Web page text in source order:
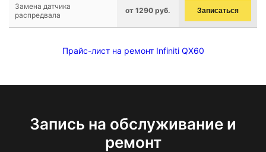
Замена датчика
распредвала
от 1290 руб. Записаться
Прайс-лист на ремонт Infiniti QX60
Запись на обслуживание и
ремонт